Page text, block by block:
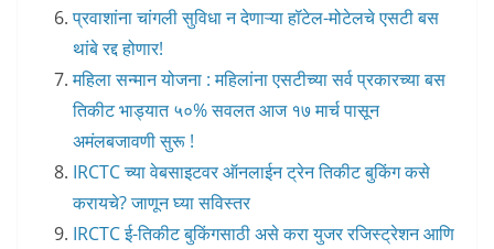
प्रवाशांना चांगली सुविधा न देणाऱ्या हॉटेल-मोटेलचे एसटी बस
थांबे रद्द होणार!
महिला सन्मान योजना : महिलांना एसटीच्या सर्व प्रकारच्या बस
तिकीट भाड्यात ५०% सवलत आज १७ मार्च पासून
अमंलबजावणी सुरू !
IRCTC च्या वेबसाइटवर ऑनलाईन ट्रेन तिकीट बुकिंग कसे
करायचे? जाणून घ्या सविस्तर
IRCTC ई-तिकीट बुकिंगसाठी असे करा युजर रजिस्ट्रेशन आणि